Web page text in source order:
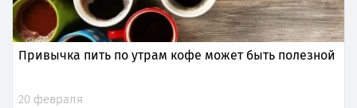
Привычка пить по утрам кофе может быть полезной
20 февраля